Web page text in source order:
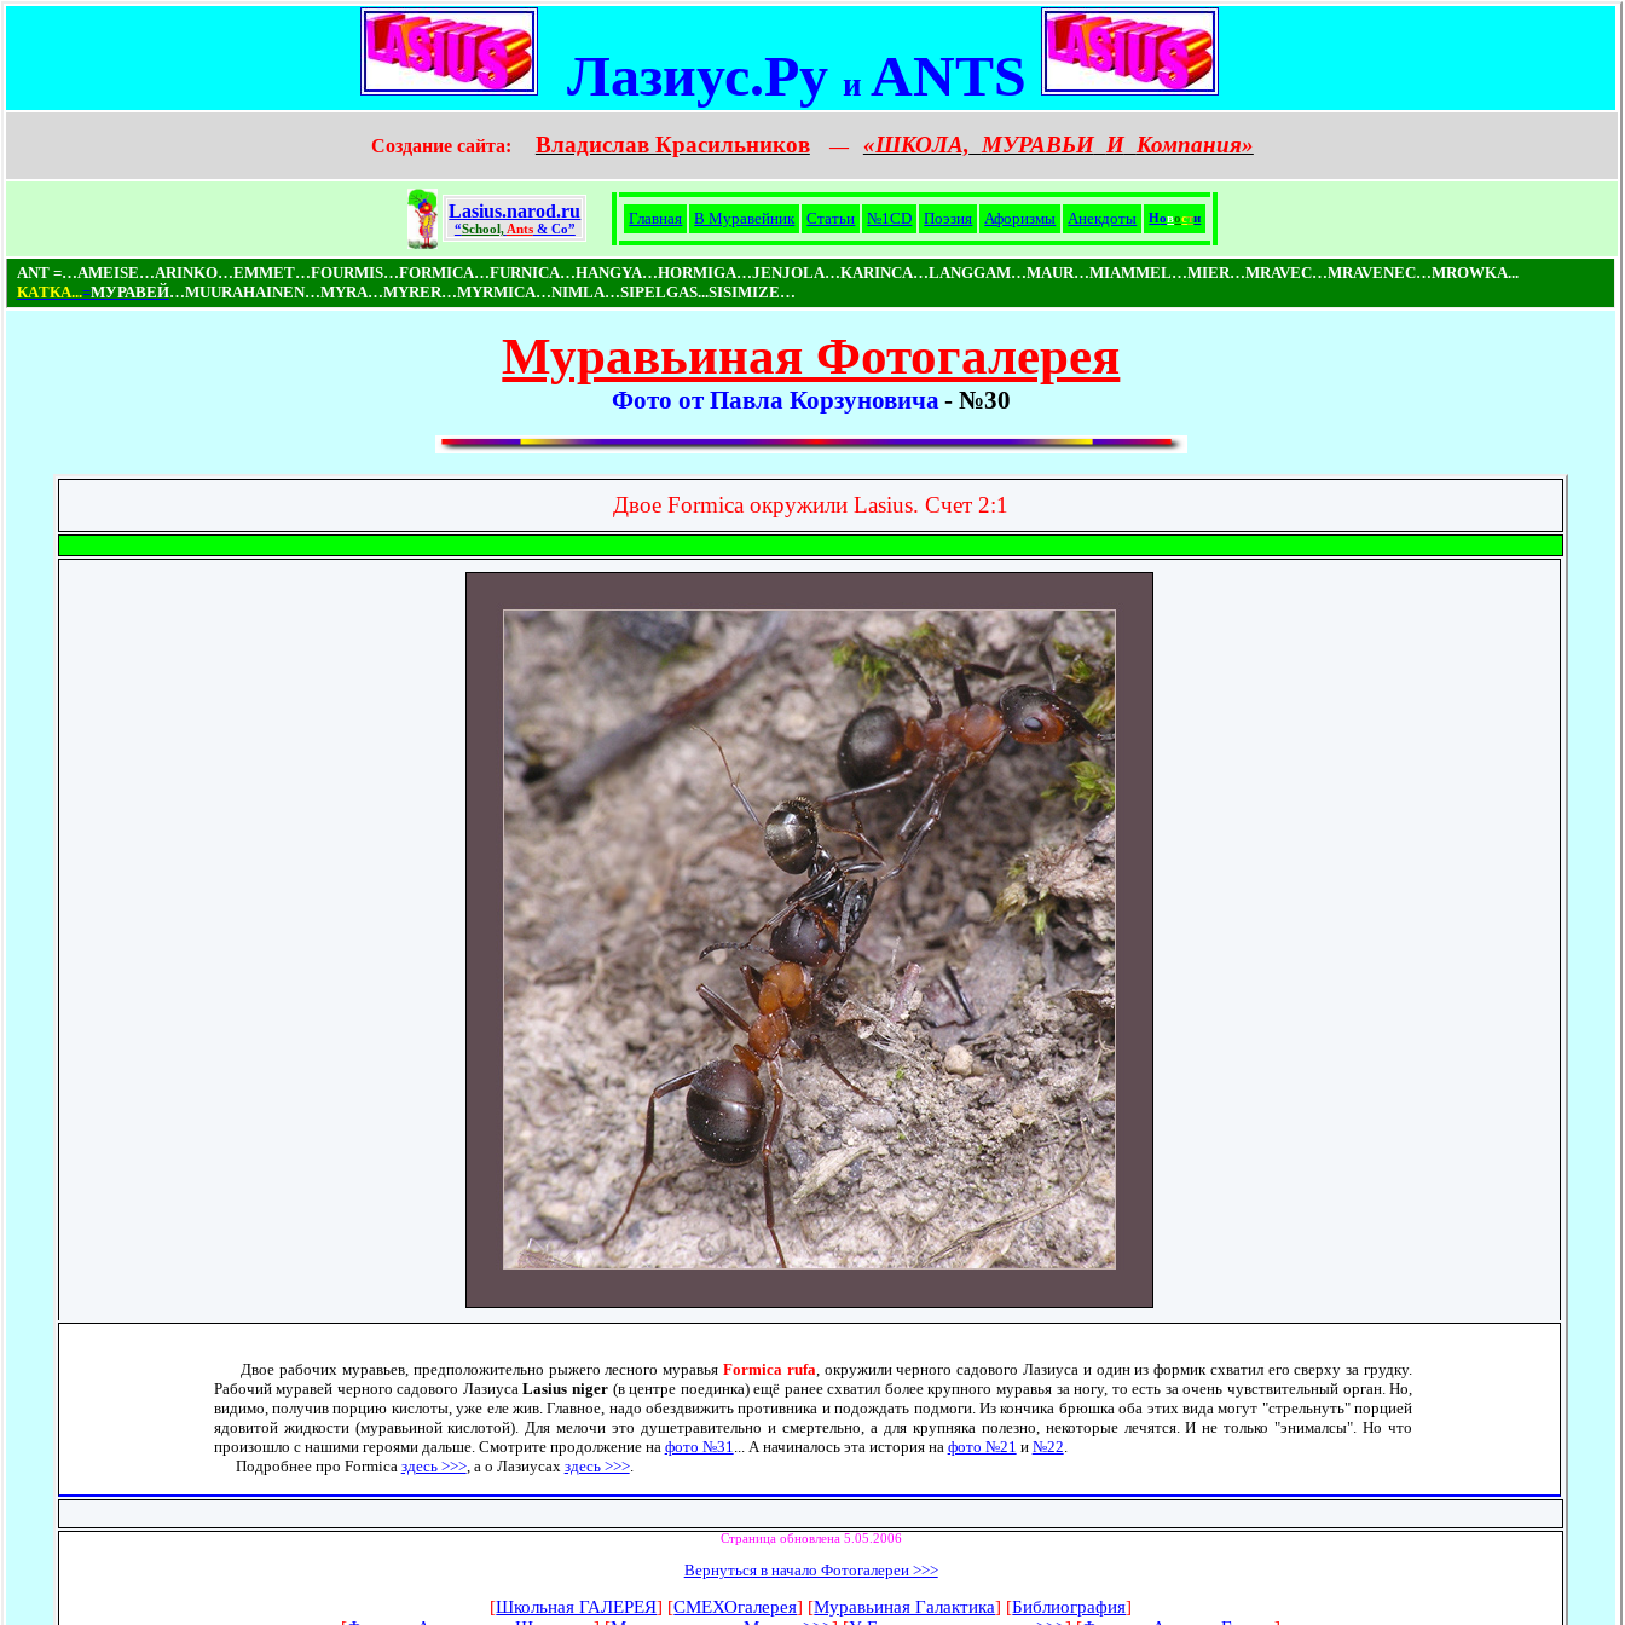
Лазиус.РуиANTS
Создание сайта: Владислав Красильников — «ШКОЛА, МУРАВЬИ И Компания»
Lasius.narod.ru
“School, Ants& Co”
Главная В Муравейник Статьи №1CD Поэзия Афоризмы Анекдоты Новости
ANT =…AMEISE…ARINKO…EMMET…FOURMIS…FORMICA…FURNICA…HANGYA…HORMIGA…JENJOLA…KARINCA…LANGGAM…MAUR…MIAMMEL…MIER…MRAVEC…MRAVENEC…MROWKA...
КAТКA...=МУРАВЕЙ…MUURAHAINEN…MYRA…MYRER…MYRMICA…NIMLA…SIPELGAS...SISIMIZE…
Муравьиная Фотогалерея
Фото от Павла Корзуновича- №30
Двое Formica окружили Lasius. Счет 2:1
Двое рабочих муравьев, предположительно рыжего лесного муравья Formica rufa, окружили черного садового Лазиуса и один из формик схватил его сверху за грудку.
Рабочий муравей черного садового ЛазиусаLasius niger (в центре поединка) ещё ранее схватил более крупного муравья за ногу, то есть за очень чувствительный орган. Но,
видимо, получив порцию кислоты, уже еле жив. Главное, надо обездвижить противника и подождать подмоги. Из кончика брюшка оба этих вида могут "стрельнуть" порцией
ядовитой жидкости (муравьиной кислотой). Для мелочи это душетравительно и смертельно, а для крупняка полезно, некоторые лечятся. И не только "энималсы". Но что
произошло с нашими героями дальше. Смотрите продолжение на фото №31... А начиналось эта история на фото №21 и №22.
Подробнее про Formica здесь >>>, а о Лазиусах здесь >>>.
Страница обновлена 5.05.2006
Вернуться в начало Фотогалереи >>>
[Школьная ГАЛЕРЕЯ] [СМЕХОгалерея] [Муравьиная Галактика] [Библиография]